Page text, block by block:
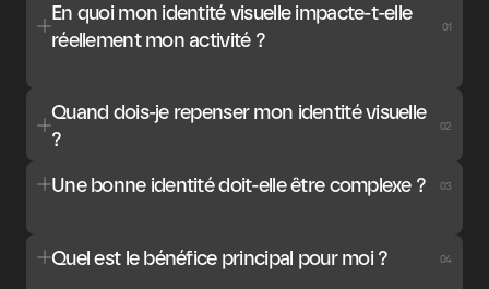
En quoi mon identité visuelle impacte-t-elle
réellement mon activité ?
01
Quand dois-je repenser mon identité visuelle
?
02
Une bonne identité doit-elle être complexe ? 03
Quel est le bénéfice principal pour moi ? 04